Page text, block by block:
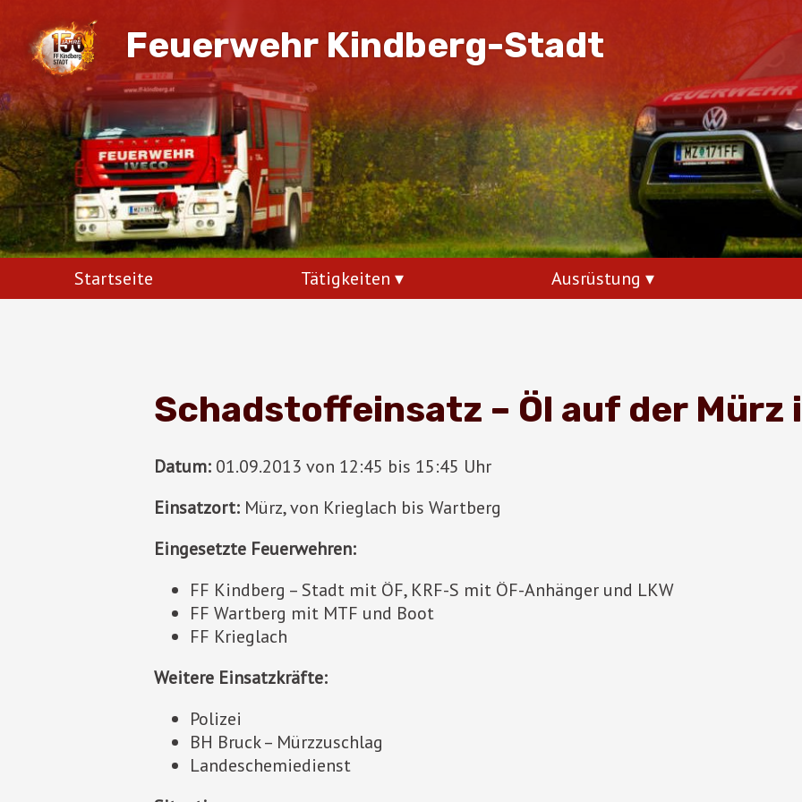
Feuerwehr Kindberg-Stadt
Startseite Tätigkeiten Ausrüstung
Schadstoffeinsatz – Öl auf der Mürz
Datum: 01.09.2013 von 12:45 bis 15:45 Uhr
Einsatzort: Mürz, von Krieglach bis Wartberg
Eingesetzte Feuerwehren:
FF Kindberg – Stadt mit ÖF, KRF-S mit ÖF-Anhänger und LKW
FF Wartberg mit MTF und Boot
FF Krieglach
Weitere Einsatzkräfte:
Polizei
BH Bruck – Mürzzuschlag
Landeschemiedienst